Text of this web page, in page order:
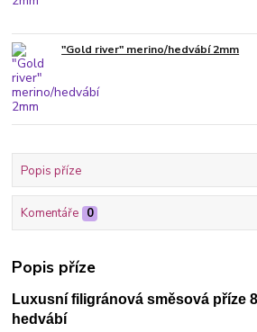
"Gold river" merino/hedvábí 2mm
Popis příze
Komentáře 0
Popis příze
Luxusní filigránová směsová příze
hedvábí